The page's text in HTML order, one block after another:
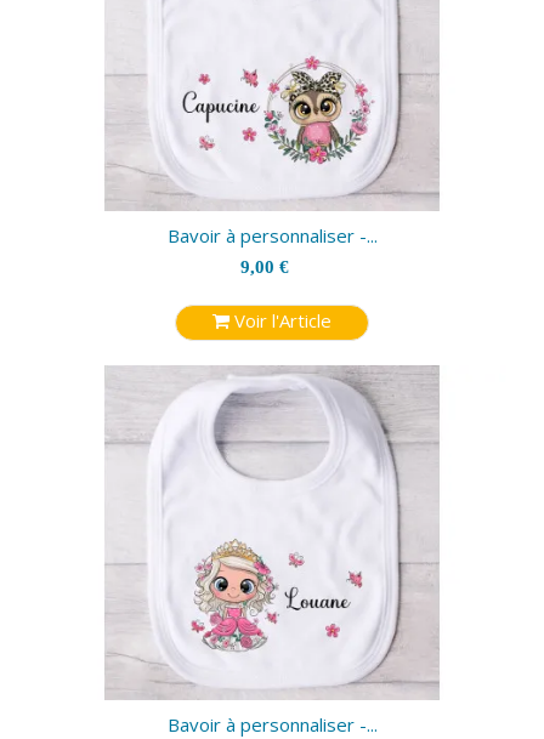
Bavoir à personnaliser -...
9,00 €
Voir l'Article
Bavoir à personnaliser -...